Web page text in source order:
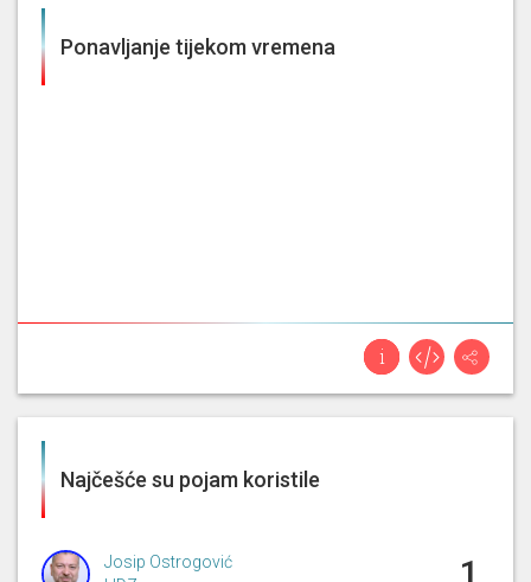
Ponavljanje tijekom vremena
Najčešće su pojam koristile
Josip Ostrogović
1